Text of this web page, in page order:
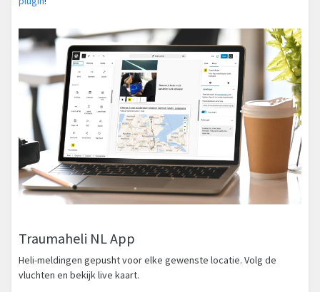
Traumaheli NL App
Heli-meldingen gepusht voor elke gewenste locatie. Volg de
vluchten en bekijk live kaart.